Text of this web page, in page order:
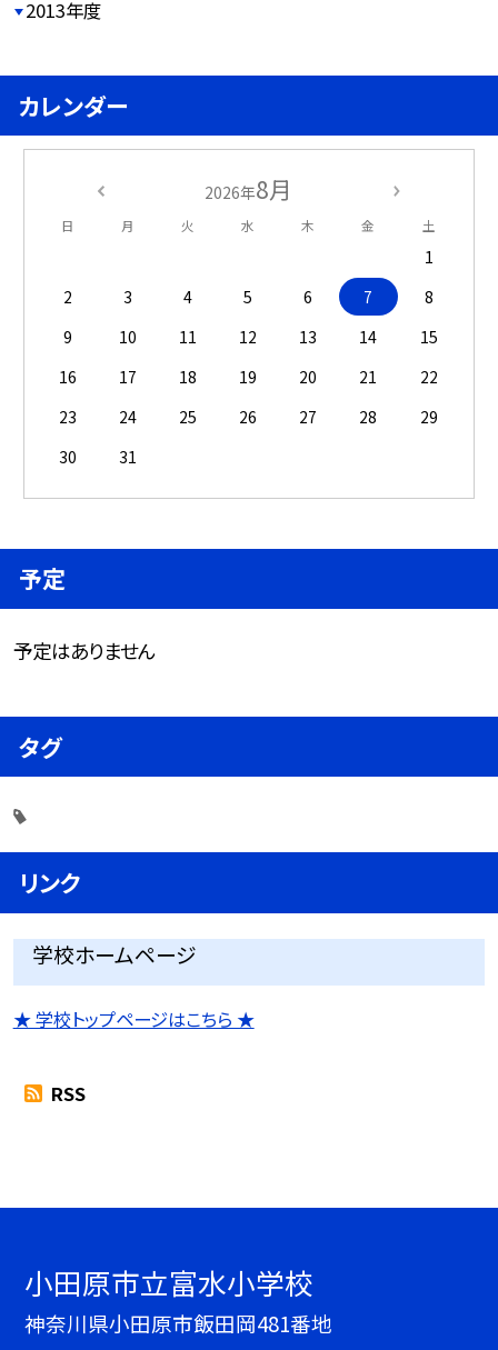
2013年度
カレンダー
2026年8月
日 月 火 水 木 金 土
1
2
3 4 5 6 7
8
9
10 11 12 13 14
15
16
17 18 19 20 21
22
23
24 25 26 27 28
29
30
31
予定
予定はありません
タグ
リンク
学校ホームページ
★ 学校トップページはこちら ★
RSS
小田原市立富水小学校
神奈川県小田原市飯田岡481番地